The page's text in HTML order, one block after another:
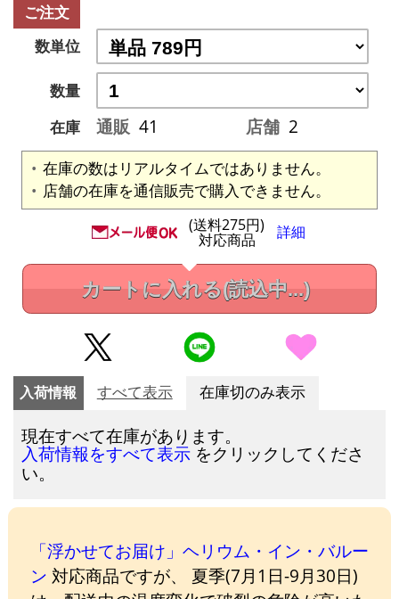
ご注文
数単位
数量
在庫
通販 41 店舗 2
在庫の数はリアルタイムではありません。
店舗の在庫を通信販売で購入できません。
(送料275円)
対応商品 詳細
カートに入れる(読込中...)
入荷情報 すべて表示 在庫切のみ表示
現在すべて在庫があります。
入荷情報をすべて表示 をクリックしてくださ
い。
「浮かせてお届け」ヘリウム・イン・バルー
ン 対応商品ですが、 夏季(7月1日-9月30日)